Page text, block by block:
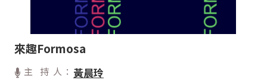
來趣Formosa
主 持 人： 黃晨玲